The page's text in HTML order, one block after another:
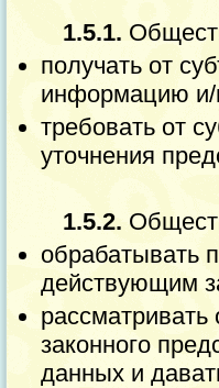
1.5.1.
получать от
информацию и/
требовать от
уточнения
1.5.2.
обрабатывать
действующим
законного
данных и